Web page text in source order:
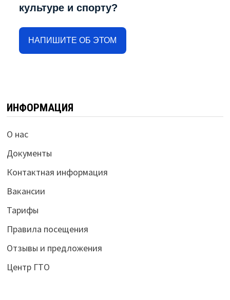
культуре и спорту?
НАПИШИТЕ ОБ ЭТОМ
ИНФОРМАЦИЯ
О нас
Документы
Контактная информация
Вакансии
Тарифы
Правила посещения
Отзывы и предложения
Центр ГТО